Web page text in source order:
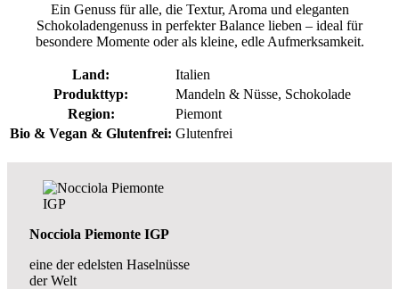
Ein Genuss für alle, die Textur, Aroma und eleganten
Schokoladengenuss in perfekter Balance lieben – ideal für
besondere Momente oder als kleine, edle Aufmerksamkeit.
Land:
Italien
Produkttyp:
Mandeln & Nüsse, Schokolade
Region:
Piemont
Bio & Vegan & Glutenfrei: Glutenfrei
Nocciola Piemonte IGP
eine der edelsten Haselnüsse
der Welt